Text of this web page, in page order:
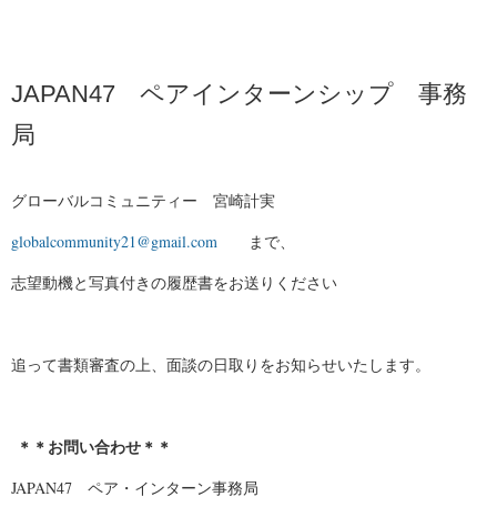
JAPAN47 ペアインターンシップ 事務
局
グローバルコミュニティー 宮崎計実
globalcommunity21@gmail.com まで、
志望動機と写真付きの履歴書をお送りください
追って書類審査の上、面談の日取りをお知らせいたします。
＊＊お問い合わせ＊＊
JAPAN47 ペア・インターン事務局